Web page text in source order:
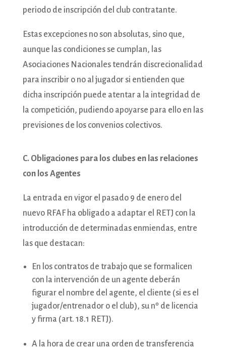
periodo de inscripción del club contratante.
Estas excepciones no son absolutas, sino que,
aunque las condiciones se cumplan, las
Asociaciones Nacionales tendrán discrecionalidad
para inscribir o no al jugador si entienden que
dicha inscripción puede atentar a la integridad de
la competición, pudiendo apoyarse para ello en las
previsiones de los convenios colectivos.
C. Obligaciones para los clubes en las relaciones
con los Agentes
La entrada en vigor el pasado 9 de enero del
nuevo RFAF ha obligado a adaptar el RETJ con la
introducción de determinadas enmiendas, entre
las que destacan:
En los contratos de trabajo que se formalicen
con la intervención de un agente deberán
figurar el nombre del agente, el cliente (si es el
jugador/entrenador o el club), su nº de licencia
y firma (art. 18.1 RETJ).
A la hora de crear una orden de transferencia